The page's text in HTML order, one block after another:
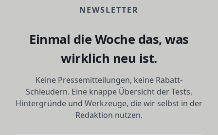
NEWSLETTER
Einmal die Woche das, was
wirklich neu ist.
Keine Pressemitteilungen, keine Rabatt-
Schleudern. Eine knappe Übersicht der Tests,
Hintergründe und Werkzeuge, die wir selbst in der
Redaktion nutzen.